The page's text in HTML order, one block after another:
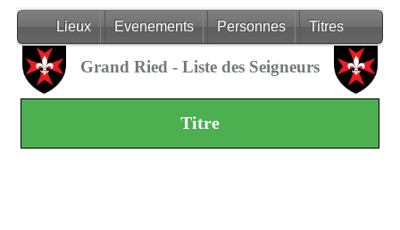
Lieux Evenements Personnes Titres
Grand Ried - Liste des Seigneurs
Titre